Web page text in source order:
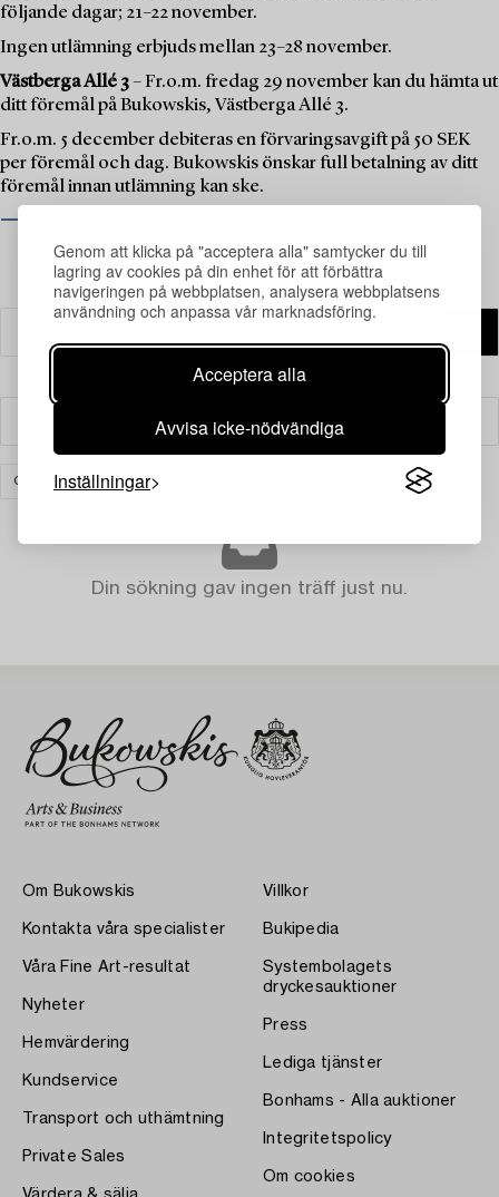
Genom att klicka på "acceptera alla" samtycker du till
lagring av cookies på din enhet för att förbättra
navigeringen på webbplatsen, analysera webbplatsens
användning och anpassa vår marknadsföring.
Acceptera alla
Avvisa icke-nödvändiga
Inställningar
följande dagar; 21–22 november.
Ingen utlämning erbjuds mellan 23–28 november.
Västberga Allé 3– Fr.o.m. fredag 29 november kan du hämta ut
ditt föremål på Bukowskis, Västberga Allé 3.
Fr.o.m. 5 december debiteras en förvaringsavgift på 50 SEK
per föremål och dag. Bukowskis önskar full betalning av ditt
föremål innan utlämning kan ske.
⟶ Se öppettider
Filter
GLAS RENSA ALLA
Din sökning gav ingen träff just nu.
Om Bukowskis
Kontakta våra specialister
Våra Fine Art-resultat
Nyheter
Hemvärdering
Kundservice
Transport och uthämtning
Private Sales
Villkor
Bukipedia
Systembolagets
dryckesauktioner
Press
Lediga tjänster
Bonhams - Alla auktioner
Integritetspolicy
Om cookies